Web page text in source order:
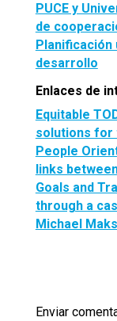
PUCE y
de
Planificación
desarrollo
Enlaces de
Equitable
solutions for
People
links
Goals and
through a
Michael
Enviar